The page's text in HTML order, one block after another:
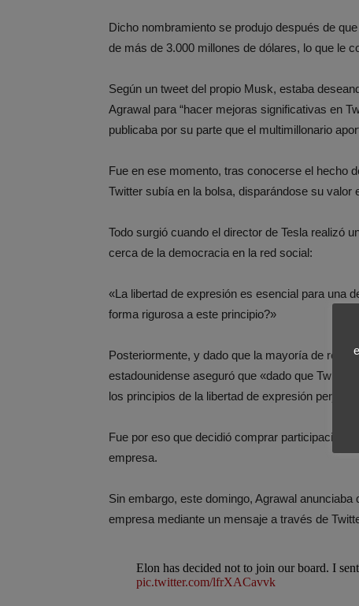
Dicho nombramiento se produjo después de
de más de 3.000 millones de dólares, lo que le
Según un tweet del propio Musk, estaba
Agrawal para “hacer mejoras significativas en
publicaba por su parte que el multimillonario
Fue en ese momento, tras conocerse el hecho
Twitter subía en la bolsa, disparándose su valor
Todo surgió cuando el director de Tesla realizó
cerca de la democracia en la red social:
«La libertad de expresión es esencial para una
forma rigurosa a este principio?»
Posteriormente, y dado que la mayoría de
estadounidense aseguró que «dado que
los principios de la libertad de expresión
Fue por eso que decidió comprar
empresa.
Sin embargo, este domingo, Agrawal
empresa mediante un mensaje a través de
Elon has decided not to join our board. I
pic.twitter.com/lfrXACavvk